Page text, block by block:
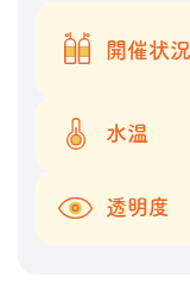
開催状況
水温
透明度